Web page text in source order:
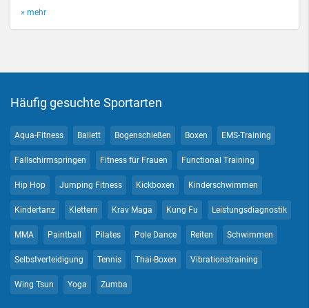
» mehr
Häufig gesuchte Sportarten
Aqua-Fitness Ballett Bogenschießen Boxen EMS-Training
Fallschirmspringen Fitness für Frauen Functional Training
Hip Hop Jumping Fitness Kickboxen Kinderschwimmen
Kindertanz Klettern Krav Maga Kung Fu Leistungsdiagnostik
MMA Paintball Pilates Pole Dance Reiten Schwimmen
Selbstverteidigung Tennis Thai-Boxen Vibrationstraining
Wing Tsun Yoga Zumba